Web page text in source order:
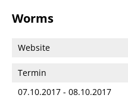
Worms
Website
Termin
07.10.2017 - 08.10.2017